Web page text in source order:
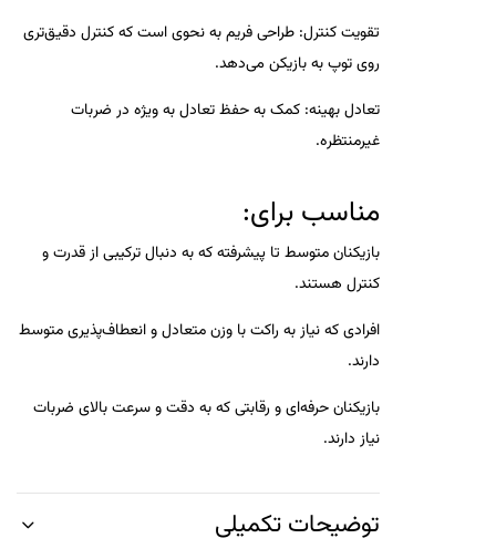
تقویت کنترل: طراحی فریم به نحوی است که کنترل دقیق‌تری
روی توپ به بازیکن می‌دهد.
تعادل بهینه: کمک به حفظ تعادل به ویژه در ضربات
غیرمنتظره.
مناسب برای:
بازیکنان متوسط تا پیشرفته که به دنبال ترکیبی از قدرت و
کنترل هستند.
افرادی که نیاز به راکت با وزن متعادل و انعطاف‌پذیری متوسط
دارند.
بازیکنان حرفه‌ای و رقابتی که به دقت و سرعت بالای ضربات
نیاز دارند.
توضیحات تکمیلی